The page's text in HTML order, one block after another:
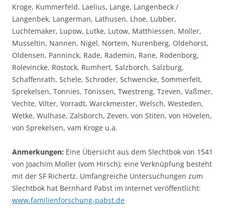
Kroge, Kummerfeld, Laelius, Lange, Langenbeck /
Langenbek, Langerman, Lathusen, Lhoe, Lubber,
Luchtemaker, Lupow, Lutke, Lutow, Matthiessen, Moller,
Musseltin, Nannen, Nigel, Nortem, Nurenberg, Oldehorst,
Oldensen, Panninck, Rade, Rademin, Rane, Rodenborg,
Rolevincke, Rostock, Rumhert, Salzborch, Salzburg,
Schaffenrath, Schele, Schroder, Schwencke, Sommerfelt,
Sprekelsen, Tonnies, Tönissen, Twestreng, Tzeven, Vaßmer,
Vechte, Vilter, Vorradt, Warckmeister, Welsch, Westeden,
Wetke, Wulhase, Zalsborch, Zeven, von Stiten, von Hövelen,
von Sprekelsen, vam Kroge u.a.
Anmerkungen: Eine Übersicht aus dem Slechtbok von 1541
von Joachim Moller (vom Hirsch); eine Verknüpfung besteht
mit der SF Richertz. Umfangreiche Untersuchungen zum
Slechtbok hat Bernhard Pabst im Internet veröffentlicht:
www.familienforschung-pabst.de